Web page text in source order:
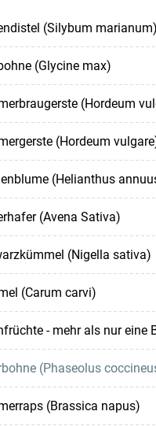
(Silybum marianum)
(Glycine max)
(Hordeum
(Hordeum
(Helianthus
(Avena Sativa)
(Nigella sativa)
(Carum carvi)
- mehr als nur eine
(Phaseolus
(Brassica napus)